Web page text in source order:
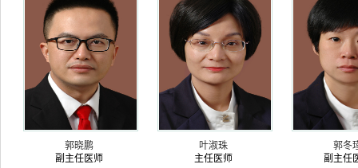
郭晓鹏
副主任医师
叶淑珠
主任医师
郭冬
副主任